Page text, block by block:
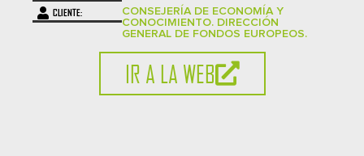
CLIENTE:
CONSEJERÍA DE ECONOMÍA Y
CONOCIMIENTO. DIRECCIÓN
GENERAL DE FONDOS EUROPEOS.
IR A LA WEB